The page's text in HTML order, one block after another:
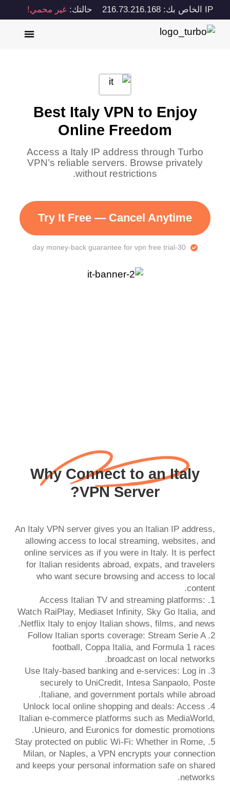
IP الخاص بك: 216.73.216.168 حالتك: غير محمي!
Best Italy VPN to Enjoy
Online Freedom
Access a Italy IP address through Turbo
VPN’s reliable servers. Browse privately
without restrictions.
Try It Free — Cancel Anytime
30-day money-back guarantee for vpn free trial
Why Connect to an Italy
VPN Server?
An Italy VPN server gives you an Italian IP address,
allowing access to local streaming, websites, and
online services as if you were in Italy. It is perfect
for Italian residents abroad, expats, and travelers
who want secure browsing and access to local
content.
1. Access Italian TV and streaming platforms:
Watch RaiPlay, Mediaset Infinity, Sky Go Italia, and
2. Follow Italian sports coverage: Stream Serie A
football, Coppa Italia, and Formula 1 races
3. Use Italy-based banking and e-services: Log in
securely to UniCredit, Intesa Sanpaolo, Poste
4. Unlock local online shopping and deals: Access
Italian e-commerce platforms such as MediaWorld,
5. Stay protected on public Wi-Fi: Whether in Rome,
Milan, or Naples, a VPN encrypts your connection
and keeps your personal information safe on shared
networks.